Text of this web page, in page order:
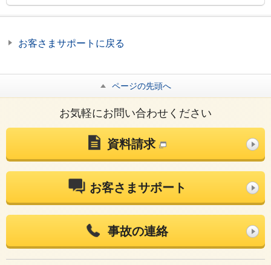
お客さまサポートに戻る
ページの先頭へ
お気軽にお問い合わせください
資料請求
お客さまサポート
事故の連絡